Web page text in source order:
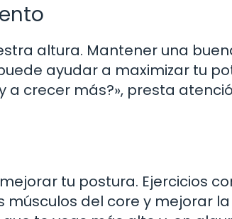
altura. Mantener una
ayudar a maximizar tu
a crecer más?», presta
tu postura. Ejercicios
del core y mejorar